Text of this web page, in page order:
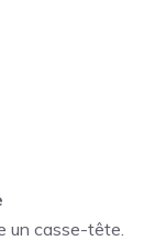
un casse-tête.